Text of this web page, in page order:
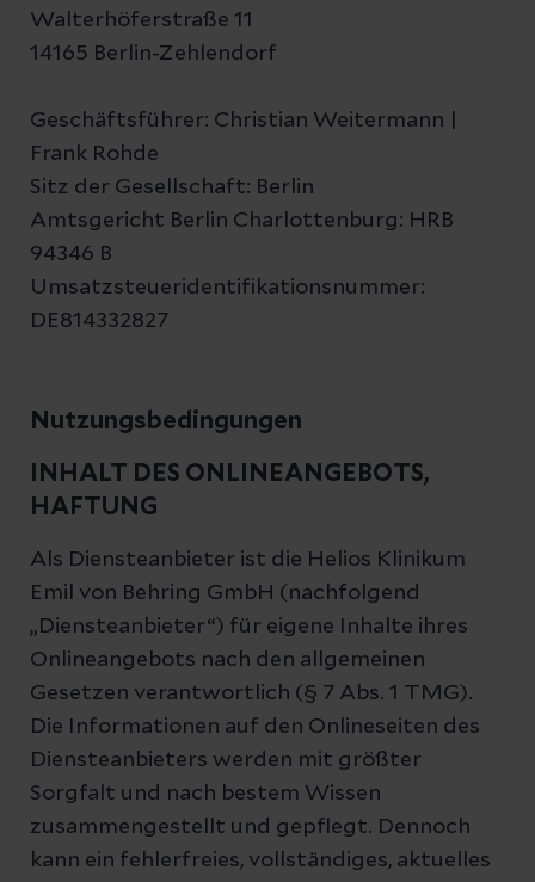
Walterhöferstraße 11
14165 Berlin-Zehlendorf
Geschäftsführer: Christian Weitermann |
Frank Rohde
Sitz der Gesellschaft: Berlin
Amtsgericht Berlin Charlottenburg: HRB
94346 B
Umsatzsteueridentifikationsnummer:
DE814332827
Nutzungsbedingungen
INHALT DES ONLINEANGEBOTS,
HAFTUNG
Als Diensteanbieter ist die Helios Klinikum
Emil von Behring GmbH (nachfolgend
„Diensteanbieter“) für eigene Inhalte ihres
Onlineangebots nach den allgemeinen
Gesetzen verantwortlich (§ 7 Abs. 1 TMG).
Die Informationen auf den Onlineseiten des
Diensteanbieters werden mit größter
Sorgfalt und nach bestem Wissen
zusammengestellt und gepflegt. Dennoch
kann ein fehlerfreies, vollständiges, aktuelles